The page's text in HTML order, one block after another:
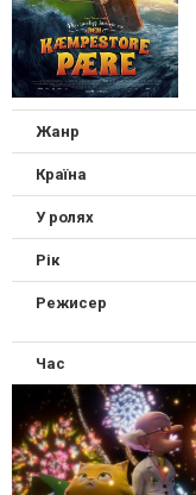
Жанр
Країна
У ролях
Рік
Режисер
Час